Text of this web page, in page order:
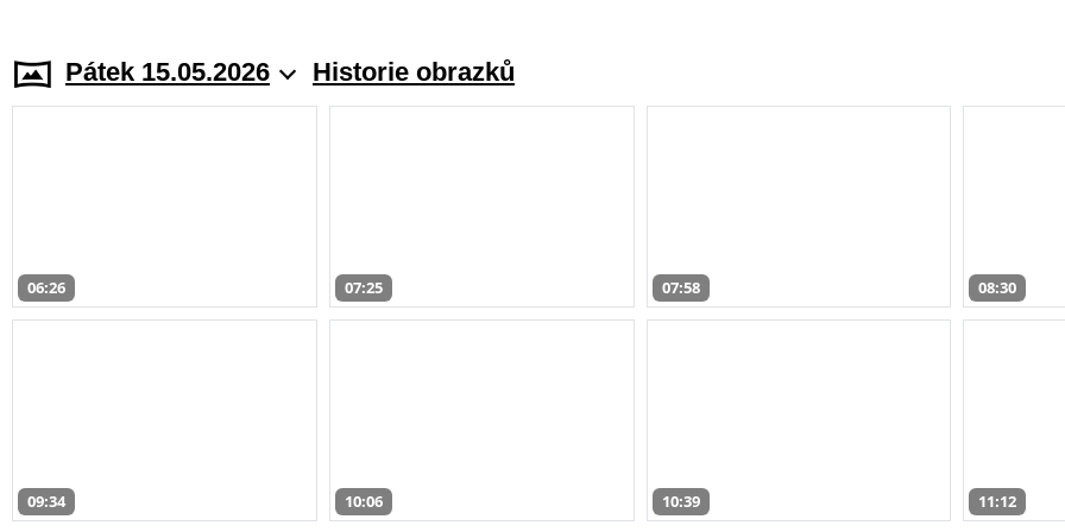
Pátek 15.05.2026 Historie obrazků
06:26 07:25 07:58 08:30
09:34 10:06 10:39 11:12